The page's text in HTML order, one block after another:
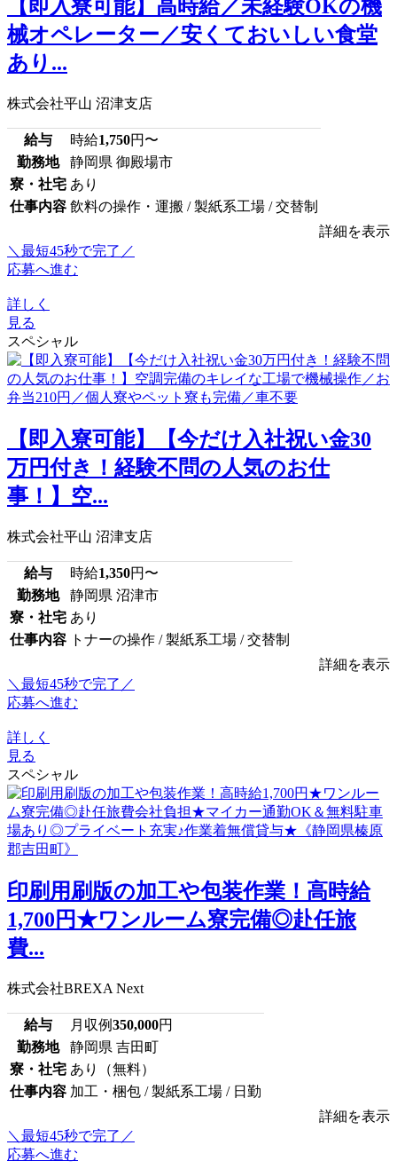
【即入寮可能】高時給／未経験OKの機
械オペレーター／安くておいしい食堂
あり...
株式会社平山 沼津支店
給与 時給1,750円〜
勤務地
静岡県 御殿場市
寮・社宅 あり
仕事内容 飲料の操作・運搬 / 製紙系工場 / 交替制
詳細を表示
＼最短45秒で完了／
応募へ進む
詳しく
見る
スペシャル
【即入寮可能】【今だけ入社祝い金30
万円付き！経験不問の人気のお仕
事！】空...
株式会社平山 沼津支店
給与 時給1,350円〜
勤務地
静岡県 沼津市
寮・社宅 あり
仕事内容 トナーの操作 / 製紙系工場 / 交替制
詳細を表示
＼最短45秒で完了／
応募へ進む
詳しく
見る
スペシャル
印刷用刷版の加工や包装作業！高時給
1,700円★ワンルーム寮完備◎赴任旅
費...
株式会社BREXA Next
給与 月収例350,000円
勤務地
静岡県 吉田町
寮・社宅 あり（無料）
仕事内容 加工・梱包 / 製紙系工場 / 日勤
詳細を表示
＼最短45秒で完了／
応募へ進む